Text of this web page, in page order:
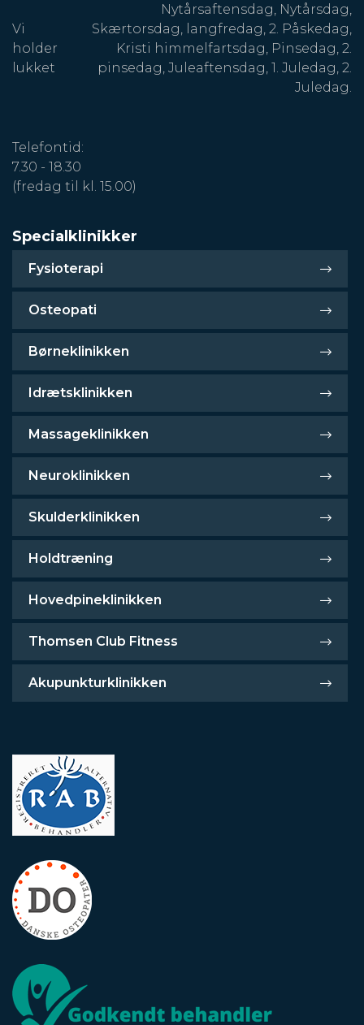
Vi
holder
lukket
Nytårsaftensdag, Nytårsdag,
Skærtorsdag, langfredag, 2. Påskedag,
Kristi himmelfartsdag, Pinsedag, 2.
pinsedag, Juleaftensdag, 1. Juledag, 2.
Juledag.
Telefontid:
7.30 - 18.30
(fredag til kl. 15.00)
Specialklinikker
Fysioterapi
Osteopati
Børneklinikken
Idrætsklinikken
Massageklinikken
Neuroklinikken
Skulderklinikken
Holdtræning
Hovedpineklinikken
Thomsen Club Fitness
Akupunkturklinikken